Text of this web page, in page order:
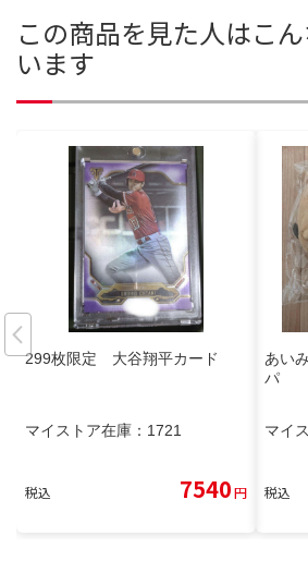
この商品を見た人はこ
います
299枚限定 大谷翔平カード
マイストア在庫： 1721
税込 7540円
あい
パ
マイ
税込